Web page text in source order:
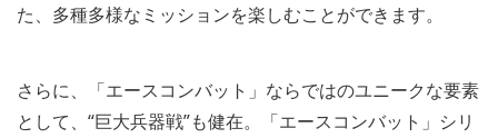
た、多種多様なミッションを楽しむことができます。
さらに、「エースコンバット」ならではのユニークな要素
として、“巨大兵器戦”も健在。「エースコンバット」シリ